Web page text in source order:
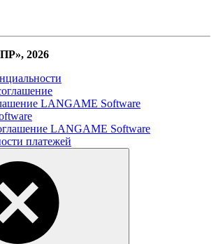
2026
LANGAME Software
LANGAME Software
платежей